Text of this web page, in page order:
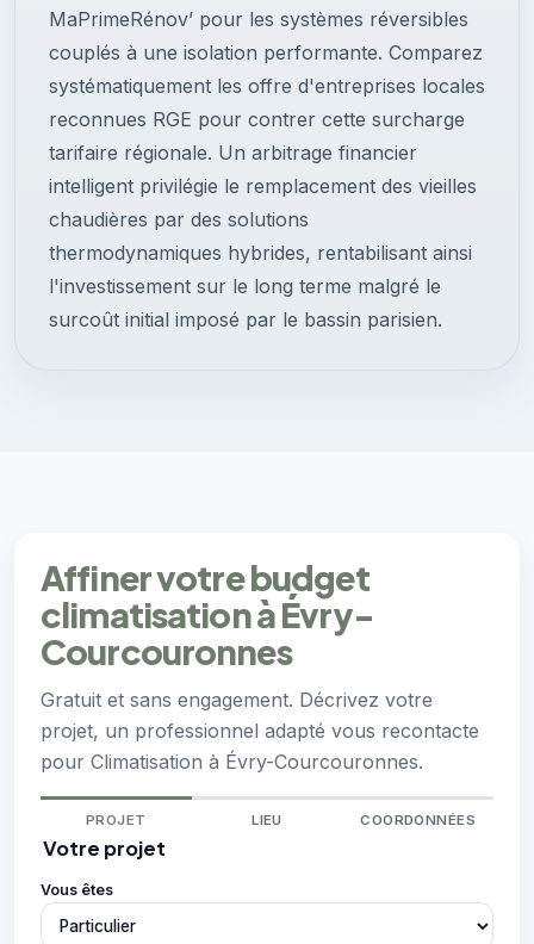
MaPrimeRénov’ pour les systèmes réversibles
couplés à une isolation performante. Comparez
systématiquement les offre d'entreprises locales
reconnues RGE pour contrer cette surcharge
tarifaire régionale. Un arbitrage financier
intelligent privilégie le remplacement des vieilles
chaudières par des solutions
thermodynamiques hybrides, rentabilisant ainsi
l'investissement sur le long terme malgré le
surcoût initial imposé par le bassin parisien.
Affiner votre budget
climatisation à Évry-
Courcouronnes
Gratuit et sans engagement. Décrivez votre
projet, un professionnel adapté vous recontacte
pour Climatisation à Évry-Courcouronnes.
PROJET LIEU COORDONNÉES
Votre projet
Vous êtes